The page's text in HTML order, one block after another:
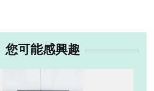
您可能感興趣